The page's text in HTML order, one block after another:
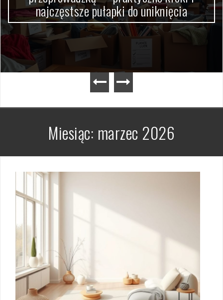
najczęstsze pułapki do uniknięcia
Miesiąc: marzec 2026